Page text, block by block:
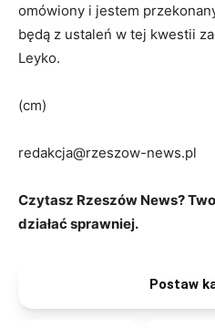
omówiony i jestem
będą z ustaleń w tej kwestii
Leyko.
(cm)
redakcja@rzeszow-news.pl
Czytasz Rzeszów News?
działać sprawniej.
Postaw